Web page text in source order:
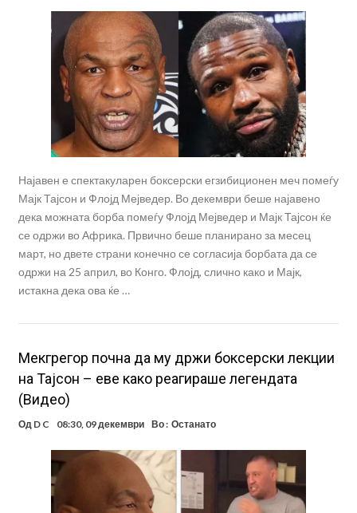
Најавен е спектакуларен боксерски егзибиционен меч помеѓу
Мајк Тајсон и Флојд Мејведер. Во декември беше најавено
дека можната борба помеѓу Флојд Мејведер и Мајк Тајсон ќе
се одржи во Африка. Првично беше планирано за месец
март, но двете страни конечно се согласија борбата да се
одржи на 25 април, во Конго. Флојд, слично како и Мајк,
истакна дека ова ќе …
Мекгрегор почна да му држи боксерски лекции
на Тајсон – еве како реагираше легендата
(Видео)
Од D C 08:30, 09 декември Во : Останато